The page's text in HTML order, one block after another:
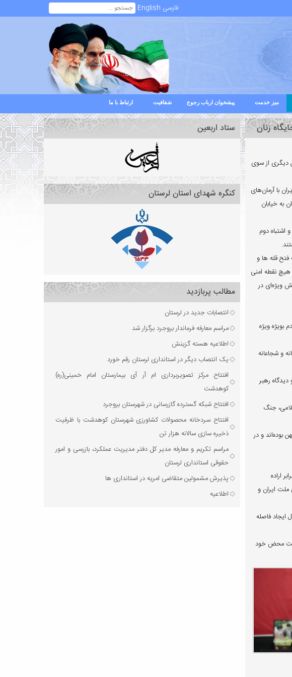
فارسی English
میز خدمت پیشخوان ارباب رجوع شفافیت ارتباط با ما
زنان
دیگری از سوی
با آرمان‌های
به خیابان
اشتباه دوم
به سمت فتح قله ها و
نقطه‌ امنی
ویژه‌ای در
بویژه ویژه
و شجاعانه
رهبر
جنگ
بوده‌اند و در
اراده
ایران و‌
ایجاد فاصله
محض خود
ستاد اربعین
کنگره شهدای استان لرستان
مطالب پربازدید
انتصابات جدید در لرستان
مراسم معارفه فرماندار بروجرد برگزار شد
اطلاعیه هسته گزینش
یک انتصاب دیگر در استانداری لرستان رقم خورد
افتتاح مرکز تصویربرداری ام آر آی بیمارستان امام خمینی(ره)
کوهدشت
افتتاح شبکه گسترده گازرسانی در شهرستان بروجرد
افتتاح سردخانه محصولات کشاورزی شهرستان کوهدشت با ظرفیت
ذخیره‌ سازی سالانه هزار تن
مراسم تکریم و معارفه مدیر کل دفتر مدیریت عملکرد، بازرسی و امور
حقوقی استانداری لرستان
پذیرش مشمولین متقاضی امریه در استانداری ها
اطلاعیه